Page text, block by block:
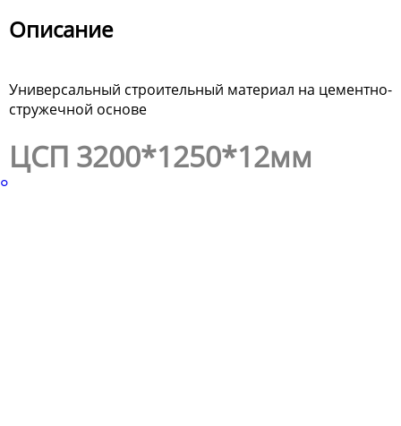
Описание
Универсальный строительный материал на цементно-
стружечной основе
ЦСП 3200*1250*12мм